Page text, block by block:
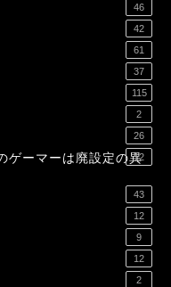
46
42
61
37
115
2
26
ゲーマーは廃設定の異
12
43
12
9
12
2